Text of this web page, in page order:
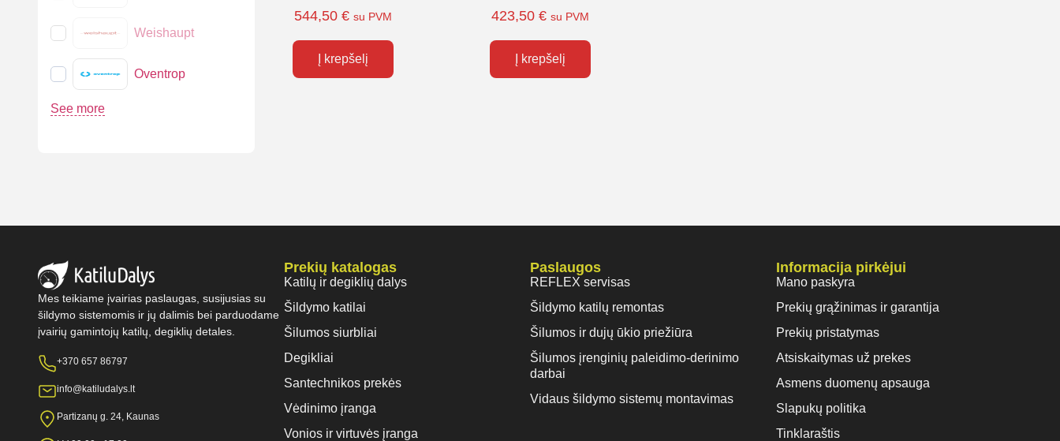
Weishaupt
Oventrop
See more
544,50€ su PVM
Į krepšelį
423,50 € su PVM
Į krepšelį
Mes teikiame įvairias paslaugas, susijusias su
šildymo sistemomis ir jų dalimis bei parduodame
įvairių gamintojų katilų, degiklių detales.
+370 657 86797
info@katiludalys.lt
Partizanų g. 24, Kaunas
Prekių katalogas
Katilų ir degiklių dalys
Šildymo katilai
Šilumos siurbliai
Degikliai
Santechnikos prekės
Vėdinimo įranga
Vonios ir virtuvės įranga
Paslaugos
REFLEX servisas
Šildymo katilų remontas
Šilumos ir dujų ūkio priežiūra
Šilumos įrenginių paleidimo-derinimo
darbai
Vidaus šildymo sistemų montavimas
Informacija pirkėjui
Mano paskyra
Prekių grąžinimas ir garantija
Prekių pristatymas
Atsiskaitymas už prekes
Asmens duomenų apsauga
Slapukų politika
Tinklaraštis